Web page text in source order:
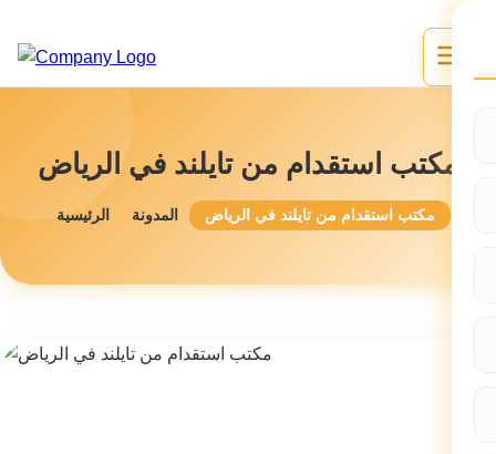
مكتب استقدام من تايلند في الرياض
الرئيسية المدونة مكتب استقدام من تايلند في الرياض